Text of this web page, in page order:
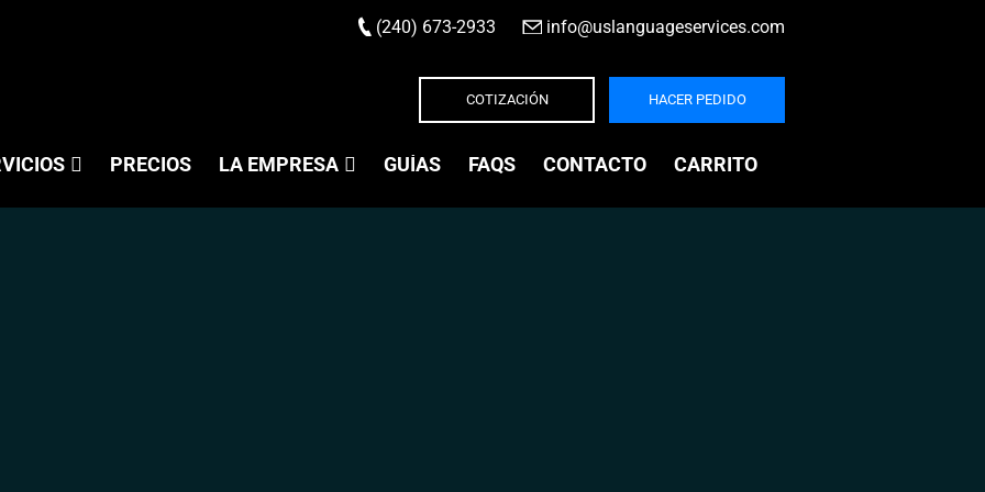
(240) 673-2933 info@uslanguageservices.com
COTIZACIÓN HACER PEDIDO
PRECIOS LA EMPRESA GUÍAS FAQS CONTACTO CARRITO